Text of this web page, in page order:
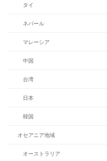
タイ
ネパール
マレーシア
中国
台湾
日本
韓国
オセアニア地域
オーストラリア